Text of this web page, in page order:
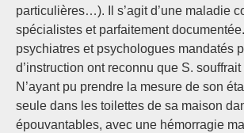
particulières…). Il s’agit d’une maladie
spécialistes et parfaitement
psychiatres et psychologues mandatés
d’instruction ont reconnu que S.
N’ayant pu prendre la mesure de son
seule dans les toilettes de sa maison
épouvantables, avec une hémorragie